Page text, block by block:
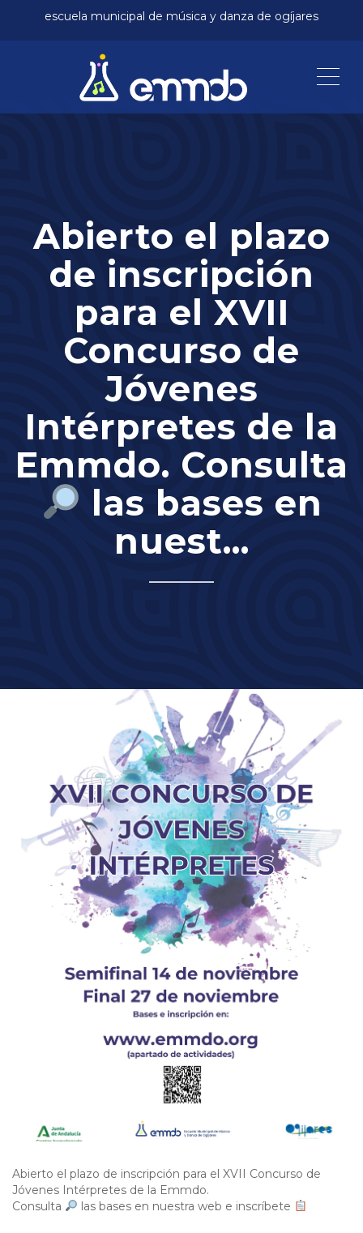
escuela municipal de música y danza de ogíjares
Abierto el plazo
de inscripción
para el XVII
Concurso de
Jóvenes
Intérpretes de la
Emmdo. Consulta
las bases en
nuest...
Abierto el plazo de inscripción para el XVII Concurso de
Jóvenes Intérpretes de la Emmdo.
Consulta
las bases en nuestra web e inscríbete